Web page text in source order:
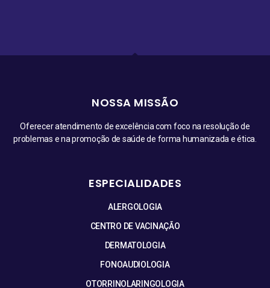
NOSSA MISSÃO
Oferecer atendimento de excelência com foco na resolução de
problemas e na promoção de saúde de forma humanizada e ética.
ESPECIALIDADES
ALERGOLOGIA
CENTRO DE VACINAÇÃO
DERMATOLOGIA
FONOAUDIOLOGIA
OTORRINOLARINGOLOGIA